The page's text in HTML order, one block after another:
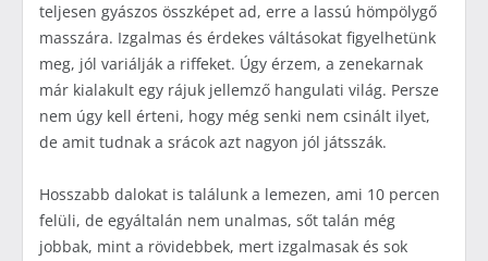
teljesen gyászos összképet ad, erre a lassú hömpölygő
masszára. Izgalmas és érdekes váltásokat figyelhetünk
meg, jól variálják a riffeket. Úgy érzem, a zenekarnak
már kialakult egy rájuk jellemző hangulati világ. Persze
nem úgy kell érteni, hogy még senki nem csinált ilyet,
de amit tudnak a srácok azt nagyon jól játsszák.
Hosszabb dalokat is találunk a lemezen, ami 10 percen
felüli, de egyáltalán nem unalmas, sőt talán még
jobbak, mint a rövidebbek, mert izgalmasak és sok